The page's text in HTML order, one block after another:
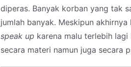
diperas. Banyak korban yang tak
jumlah banyak. Meskipun
speak up karena malu terlebih
secara materi namun juga secara